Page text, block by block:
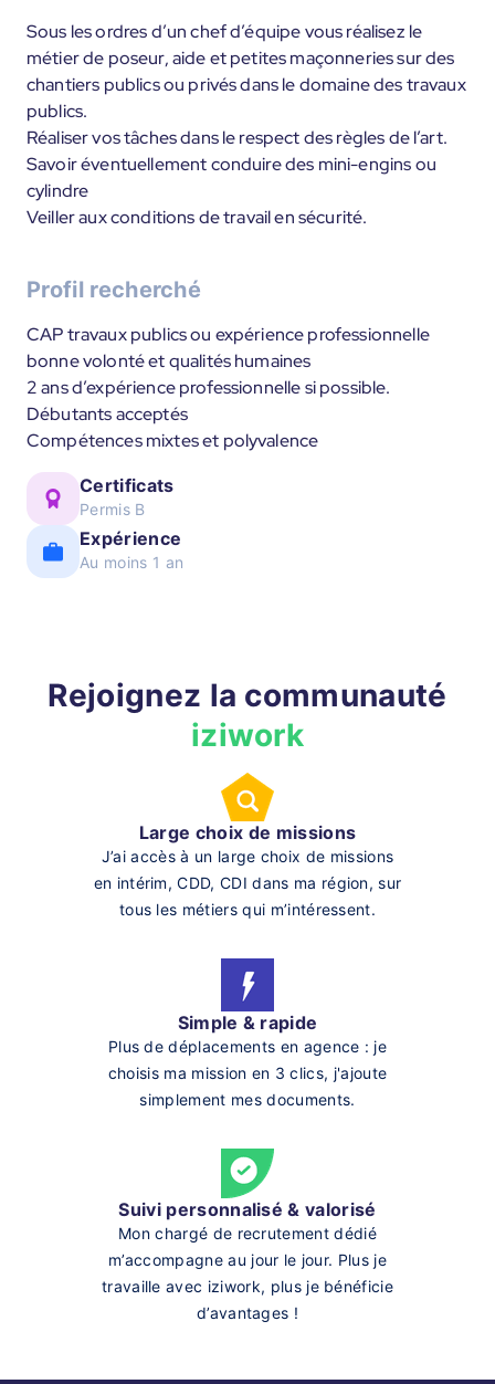
Sous les ordres d’un chef d’équipe vous réalisez le
métier de poseur, aide et petites maçonneries sur des
chantiers publics ou privés dans le domaine des travaux
publics.
Réaliser vos tâches dans le respect des règles de l’art.
Savoir éventuellement conduire des mini-engins ou
cylindre
Veiller aux conditions de travail en sécurité.
Profil recherché
CAP travaux publics ou expérience professionnelle
bonne volonté et qualités humaines
2 ans d’expérience professionnelle si possible.
Débutants acceptés
Compétences mixtes et polyvalence
Certificats
Permis B
Expérience
Au moins 1 an
Rejoignez la communauté
iziwork
Large choix de missions
J’ai accès à un large choix de missions
en intérim, CDD, CDI dans ma région, sur
tous les métiers qui m’intéressent.
Simple & rapide
Plus de déplacements en agence : je
choisis ma mission en 3 clics, j'ajoute
simplement mes documents.
Suivi personnalisé & valorisé
Mon chargé de recrutement dédié
m’accompagne au jour le jour. Plus je
travaille avec iziwork, plus je bénéficie
d’avantages !